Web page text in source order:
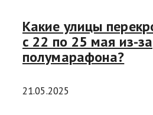
Какие улицы
c 22 по 25 мая из-за
полумарафона?
21.05.2025